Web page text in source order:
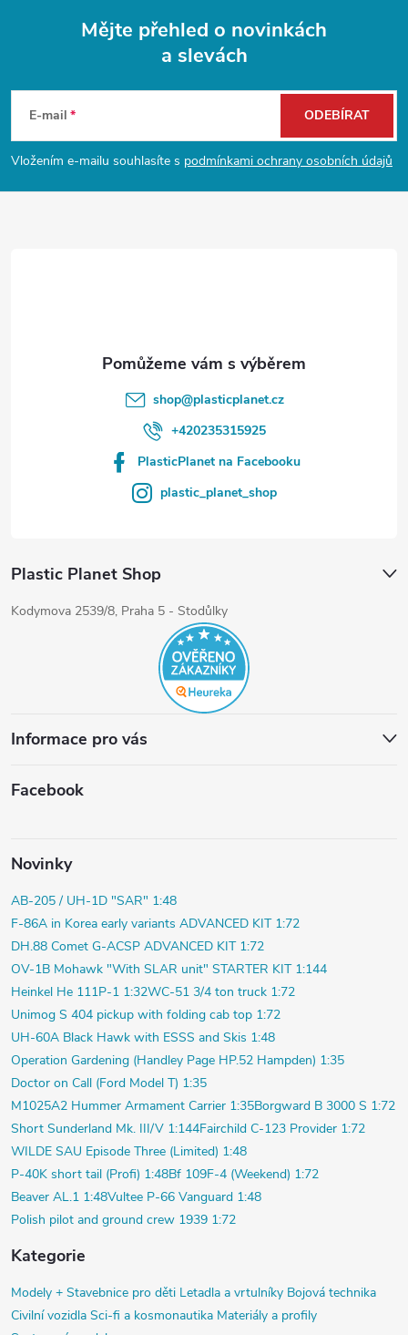
p
a
Mějte přehled o novinkách
a slevách
E-mail
Vložením e-mailu souhlasíte s podmínkami ochrany osobních údajů
ODEBÍRAT
shop@plasticplanet.cz
+420235315925
PlasticPlanet na Facebooku
plastic_planet_shop
Plastic Planet Shop
Kodymova 2539/8, Praha 5 - Stodůlky
Informace pro vás
Facebook
Novinky
AB-205 / UH-1D "SAR" 1:48
F-86A in Korea early variants ADVANCED KIT 1:72
DH.88 Comet G-ACSP ADVANCED KIT 1:72
OV-1B Mohawk "With SLAR unit" STARTER KIT 1:144
Heinkel He 111P-1 1:32WC-51 3/4 ton truck 1:72
Unimog S 404 pickup with folding cab top 1:72
UH-60A Black Hawk with ESSS and Skis 1:48
Operation Gardening (Handley Page HP.52 Hampden) 1:35
Doctor on Call (Ford Model T) 1:35
M1025A2 Hummer Armament Carrier 1:35Borgward B 3000 S 1:72
Short Sunderland Mk. III/V 1:144Fairchild C-123 Provider 1:72
WILDE SAU Episode Three (Limited) 1:48
P-40K short tail (Profi) 1:48Bf 109F-4 (Weekend) 1:72
Beaver AL.1 1:48Vultee P-66 Vanguard 1:48
Polish pilot and ground crew 1939 1:72
Kategorie
Modely + Stavebnice pro děti Letadla a vrtulníky Bojová technika
Civilní vozidla Sci-fi a kosmonautika Materiály a profily